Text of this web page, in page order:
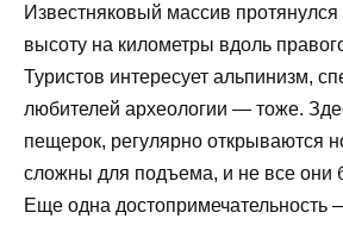
Известняковый массив
высоту на километры вдоль
Туристов интересует альпинизм,
любителей археологии — тоже.
пещерок, регулярно открываются
сложны для подъема, и не все они
Еще одна достопримечательность